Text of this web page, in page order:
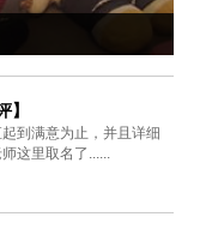
】
到满意为止，并且详细
这里取名了......